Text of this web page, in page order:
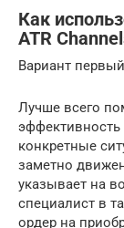
Как
ATR
Вариант первый
Лучше всего
конкретные
заметно
указывает на
специалист в
ордер на